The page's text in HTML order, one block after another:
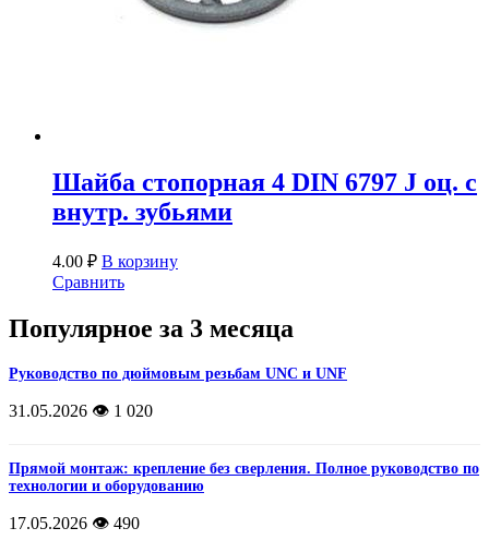
Шайба стопорная 4 DIN 6797 J оц. с
внутр. зубьями
4.00 ₽ В корзину
Сравнить
Популярное за 3 месяца
Руководство по дюймовым резьбам UNC и UNF
31.05.2026 👁️ 1 020
Прямой монтаж: крепление без сверления. Полное руководство по
технологии и оборудованию
17.05.2026 👁️ 490